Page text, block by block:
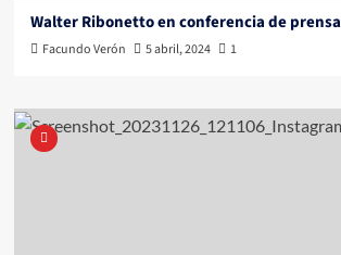
Walter Ribonetto en conferencia de prensa
Facundo Verón 5 abril, 2024 1